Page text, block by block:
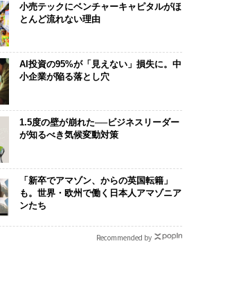
小売テックにベンチャーキャピタルがほ
とんど流れない理由
AI投資の95%が「見えない」損失に。中
小企業が陥る落とし穴
1.5度の壁が崩れた──ビジネスリーダー
が知るべき気候変動対策
「新卒でアマゾン、からの英国転籍」
も。世界・欧州で働く日本人アマゾニア
ンたち
Recommended by